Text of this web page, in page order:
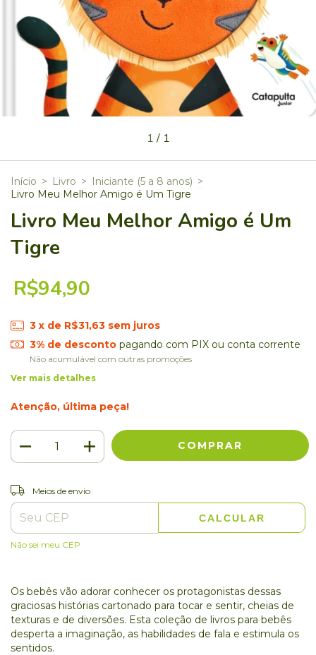
1/ 1
Início > Livro > Iniciante (5 a 8 anos) >
Livro Meu Melhor Amigo é Um Tigre
Livro Meu Melhor Amigo é Um
Tigre
R$94,90
3 x de R$31,63 sem juros
3% de descontopagando com PIX ou conta corrente
Não acumulável com outras promoções
Ver mais detalhes
Atenção, última peça!
Entregas para o CEP:
Meios de envio
CALCULAR
Não sei meu CEP
Os bebês vão adorar conhecer os protagonistas dessas
graciosas histórias cartonado para tocar e sentir, cheias de
texturas e de diversões. Esta coleção de livros para bebês
desperta a imaginação, as habilidades de fala e estimula os
sentidos.